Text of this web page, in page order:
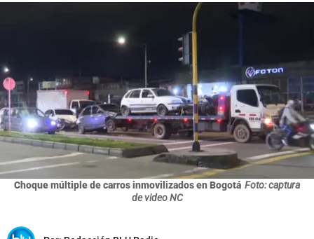
Choque múltiple de carros inmovilizados en Bogotá Foto: captura
de video NC